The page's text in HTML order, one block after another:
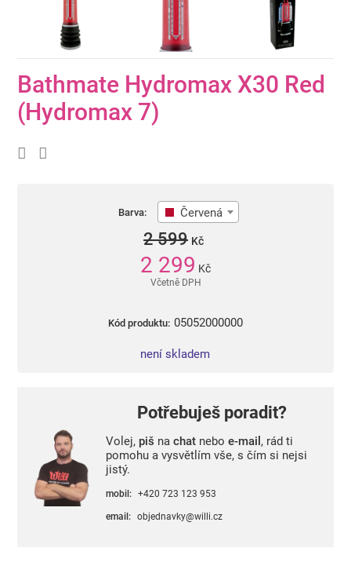
Bathmate Hydromax X30 Red
(Hydromax 7)
Barva: Červená
2 599 Kč
2 299 Kč
Včetně DPH
Kód produktu: 05052000000
není skladem
Potřebuješ poradit?
Volej, piš na chatnebo e-mail , rád ti
pomohu a vysvětlím vše, s čím si nejsi
jistý.
mobil: +420 723 123 953
email: objednavky@willi.cz